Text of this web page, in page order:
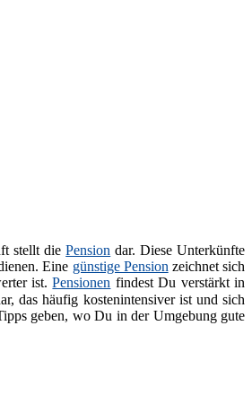
stellt diePension dar. Diese Unterkünfte
Eine günstige Pension zeichnet sich
ist.Pensionen findest Du verstärkt in
das häufig kostenintensiver ist und sich
geben, wo Du in der Umgebung gute